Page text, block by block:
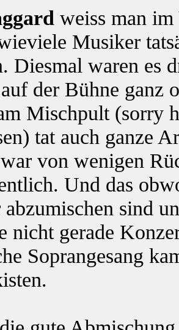
weiss man
Musiker
Diesmal waren es
der Bühne ganz
Mischpult (sorry
tat auch ganze
von wenigen
Und das
abzumischen sind
nicht gerade
Soprangesang